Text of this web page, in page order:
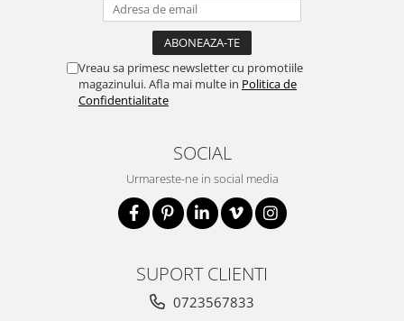
Vreau sa primesc newsletter cu promotiile
magazinului. Afla mai multe in Politica de
Confidentialitate
SOCIAL
Urmareste-ne in social media
SUPORT CLIENTI
0723567833